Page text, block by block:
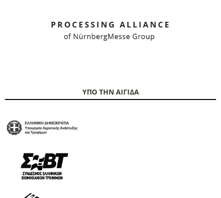
ΥΠΟ ΤΗΝ ΑΙΓΙΔΑ